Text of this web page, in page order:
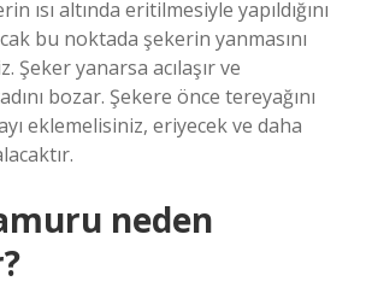
ısı altında eritilmesiyle yapıldığını
bu noktada şekerin yanmasını
Şeker yanarsa acılaşır ve
bozar. Şekere önce tereyağını
eklemelisiniz, eriyecek ve daha
neden